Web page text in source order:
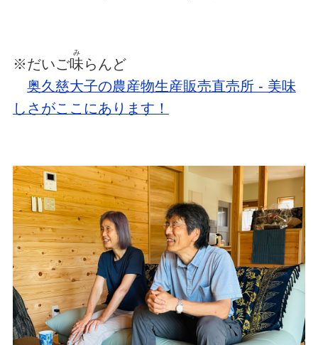
※だいご味
み
らんど
奥久慈大子の農産物生産販売直売所 - 美味
しさがここにあります！